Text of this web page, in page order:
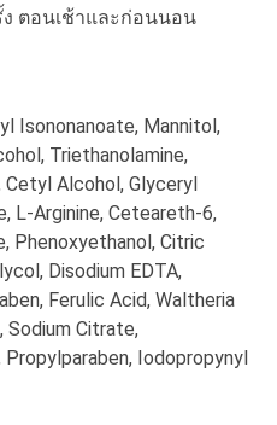
ตอนเช้าและก่อนนอน
Isononanoate, Mannitol,
Triethanolamine,
Alcohol, Glyceryl
L-Arginine, Ceteareth-6,
Phenoxyethanol, Citric
Disodium EDTA,
Ferulic Acid, Waltheria
Sodium Citrate,
Iodopropynyl